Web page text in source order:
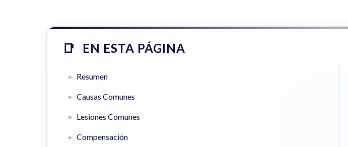
EN ESTA PÁGINA
Resumen
Causas Comunes
Lesiones Comunes
Compensación